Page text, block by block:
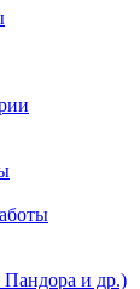
Пандора и др.)